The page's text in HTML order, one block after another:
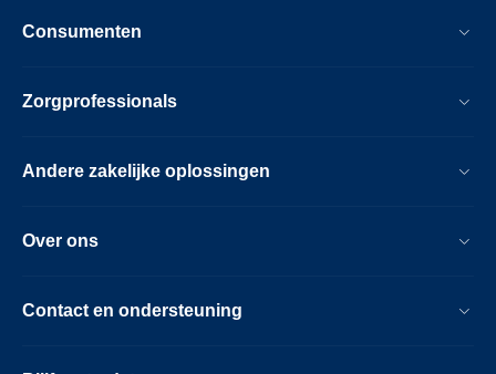
Consumenten
Zorgprofessionals
Andere zakelijke oplossingen
Over ons
Contact en ondersteuning